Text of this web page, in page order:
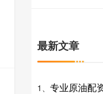
最新文章
1、 专业原油配